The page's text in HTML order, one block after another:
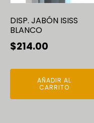
DISP. JABÓN ISISS
BLANCO
$214.00
AÑADIR AL
CARRITO